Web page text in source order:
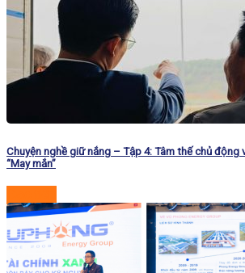
Chuyện nghề giữ nắng – Tập 4: Tâm thế chủ động
“May mắn”